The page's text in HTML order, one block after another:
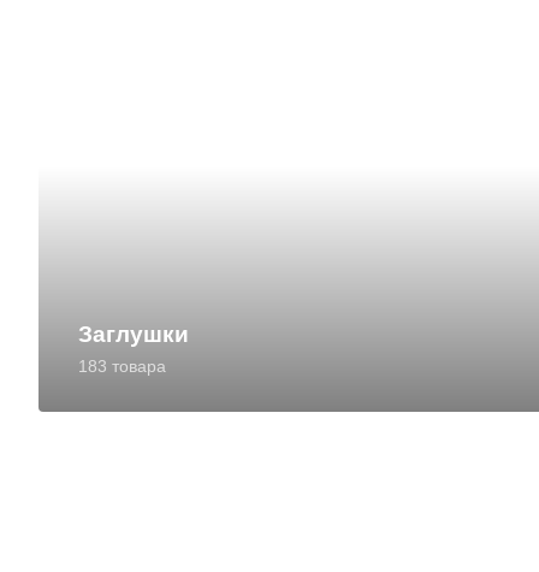
Заглушки
183 товара